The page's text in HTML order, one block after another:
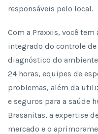
responsáveis pelo local.
Com a Praxxis, você
integrado do controle
diagnóstico do
24 horas, equipes de
problemas, além da
e seguros para a saúde
Brasanitas, a expertise
mercado e o